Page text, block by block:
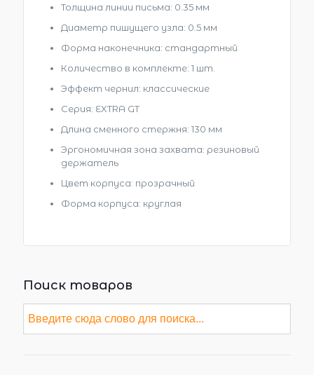
Толщина линии письма: 0.35 мм
Диаметр пишущего узла: 0.5 мм
Форма наконечника: стандартный
Количество в комплекте: 1 шт.
Эффект чернил: классические
Серия: EXTRA GT
Длина сменного стержня: 130 мм
Эргономичная зона захвата: резиновый
держатель
Цвет корпуса: прозрачный
Форма корпуса: круглая
Поиск товаров